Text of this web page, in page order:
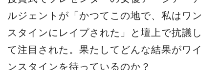
News ワインスタイン セクハラ
ブライアン・デパルマ